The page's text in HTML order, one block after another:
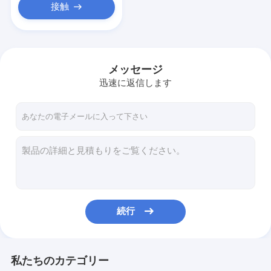
接触
メッセージ
迅速に返信します
続行
私たちのカテゴリー